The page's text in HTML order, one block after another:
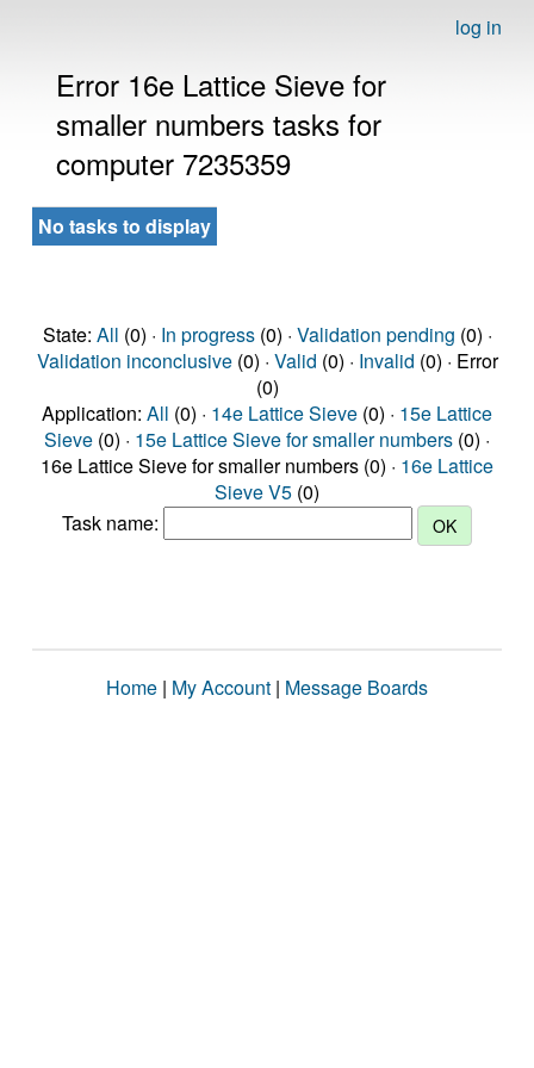
log in
Error 16e Lattice Sieve for
smaller numbers tasks for
computer 7235359
No tasks to display
State: All (0) · In progress(0) · Validation pending (0) ·
Validation inconclusive(0) · Valid (0) · Invalid (0) · Error
(0)
Application: All (0) · 14e Lattice Sieve (0) · 15e Lattice
Sieve (0) · 15e Lattice Sieve for smaller numbers (0) ·
16e Lattice Sieve for smaller numbers (0) · 16e Lattice
Sieve V5 (0)
Task name:
Home | My Account | Message Boards